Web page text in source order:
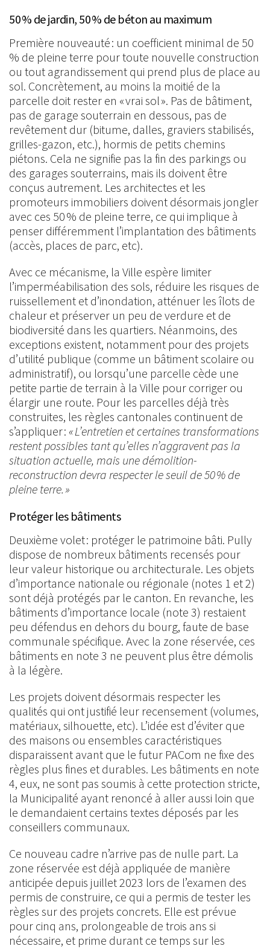
50 % de jardin, 50 % de béton au maximum
Première nouveauté : un coefficient minimal de 50
% de pleine terre pour toute nouvelle construction
ou tout agrandissement qui prend plus de place au
sol. Concrètement, au moins la moitié de la
parcelle doit rester en « vrai sol ». Pas de bâtiment,
pas de garage souterrain en dessous, pas de
revêtement dur (bitume, dalles, graviers stabilisés,
grilles-gazon, etc.), hormis de petits chemins
piétons. Cela ne signifie pas la fin des parkings ou
des garages souterrains, mais ils doivent être
conçus autrement. Les architectes et les
promoteurs immobiliers doivent désormais jongler
avec ces 50 % de pleine terre, ce qui implique à
penser différemment l’implantation des bâtiments
(accès, places de parc, etc).
Avec ce mécanisme, la Ville espère limiter
l’imperméabilisation des sols, réduire les risques de
ruissellement et d’inondation, atténuer les îlots de
chaleur et préserver un peu de verdure et de
biodiversité dans les quartiers. Néanmoins, des
exceptions existent, notamment pour des projets
d’utilité publique (comme un bâtiment scolaire ou
administratif), ou lorsqu’une parcelle cède une
petite partie de terrain à la Ville pour corriger ou
élargir une route. Pour les parcelles déjà très
construites, les règles cantonales continuent de
s’appliquer : « L’entretien et certaines transformations
restent possibles tant qu’elles n’aggravent pas la
situation actuelle, mais une démolition-
reconstruction devra respecter le seuil de 50 % de
pleine terre. »
Protéger les bâtiments
Deuxième volet : protéger le patrimoine bâti. Pully
dispose de nombreux bâtiments recensés pour
leur valeur historique ou architecturale. Les objets
d’importance nationale ou régionale (notes 1 et 2)
sont déjà protégés par le canton. En revanche, les
bâtiments d’importance locale (note 3) restaient
peu défendus en dehors du bourg, faute de base
communale spécifique. Avec la zone réservée, ces
bâtiments en note 3 ne peuvent plus être démolis
à la légère.
Les projets doivent désormais respecter les
qualités qui ont justifié leur recensement (volumes,
matériaux, silhouette, etc). L’idée est d’éviter que
des maisons ou ensembles caractéristiques
disparaissent avant que le futur PACom ne fixe des
règles plus fines et durables. Les bâtiments en note
4, eux, ne sont pas soumis à cette protection stricte,
la Municipalité ayant renoncé à aller aussi loin que
le demandaient certains textes déposés par les
conseillers communaux.
Ce nouveau cadre n’arrive pas de nulle part. La
zone réservée est déjà appliquée de manière
anticipée depuis juillet 2023 lors de l’examen des
permis de construire, ce qui a permis de tester les
règles sur des projets concrets. Elle est prévue
pour cinq ans, prolongeable de trois ans si
nécessaire, et prime durant ce temps sur les